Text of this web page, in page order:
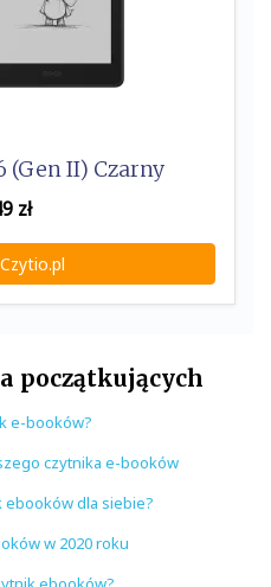
(Gen II) Czarny
zł
początkujących
e-booków?
czytnika e-booków
ebooków dla siebie?
w 2020 roku